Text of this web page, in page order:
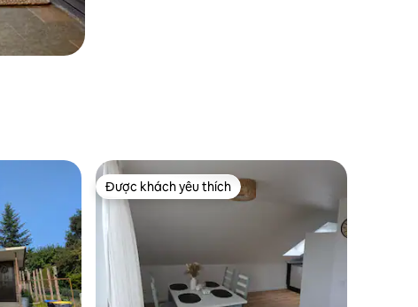
Được khách yêu thích
Được khách yêu thích